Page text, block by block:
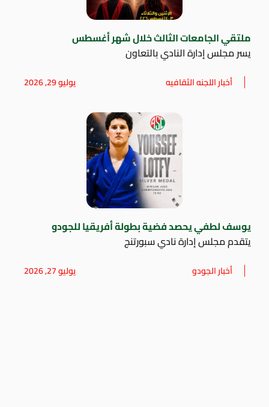
ملتقي الجامعات الثالث خلال شهر أغسطس
يسر مجلس إدارة النادي بالتعاون
أخبار اللجنه الثقافيه يوليو 29, 2026
يوسف لطفي يحصد فضية بطولة أفريقيا للجودو
يتقدم مجلس إدارة نادي سبورتنج
أخبار الجودو يوليو 27, 2026